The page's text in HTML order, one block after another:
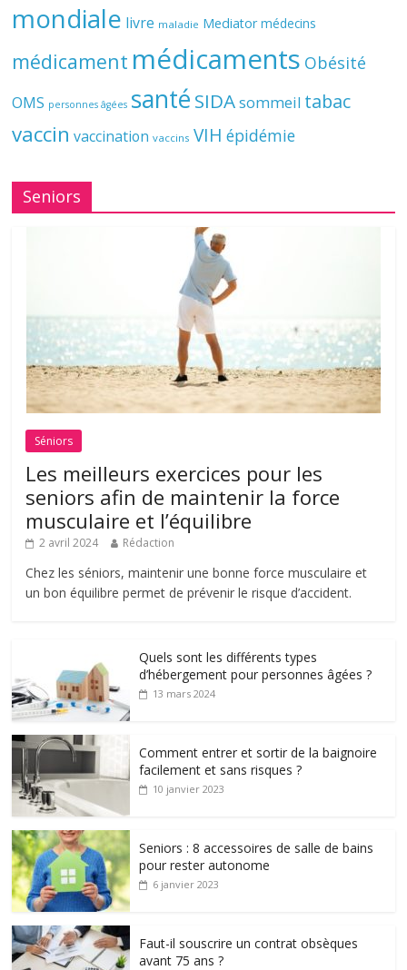
mondiale livre maladie Mediator médecins
médicament médicaments Obésité
OMS personnes âgées santé SIDAsommeil tabac
vaccin vaccination vaccins VIH épidémie
Seniors
Séniors
Les meilleurs exercices pour les
seniors afin de maintenir la force
musculaire et l’équilibre
2 avril 2024 Rédaction
Chez les séniors, maintenir une bonne force musculaire et
un bon équilibre permet de prévenir le risque d’accident.
Quels sont les différents types
d’hébergement pour personnes âgées ?
13 mars 2024
Comment entrer et sortir de la baignoire
facilement et sans risques ?
10 janvier 2023
Seniors : 8 accessoires de salle de bains
pour rester autonome
6 janvier 2023
Faut-il souscrire un contrat obsèques
avant 75 ans ?